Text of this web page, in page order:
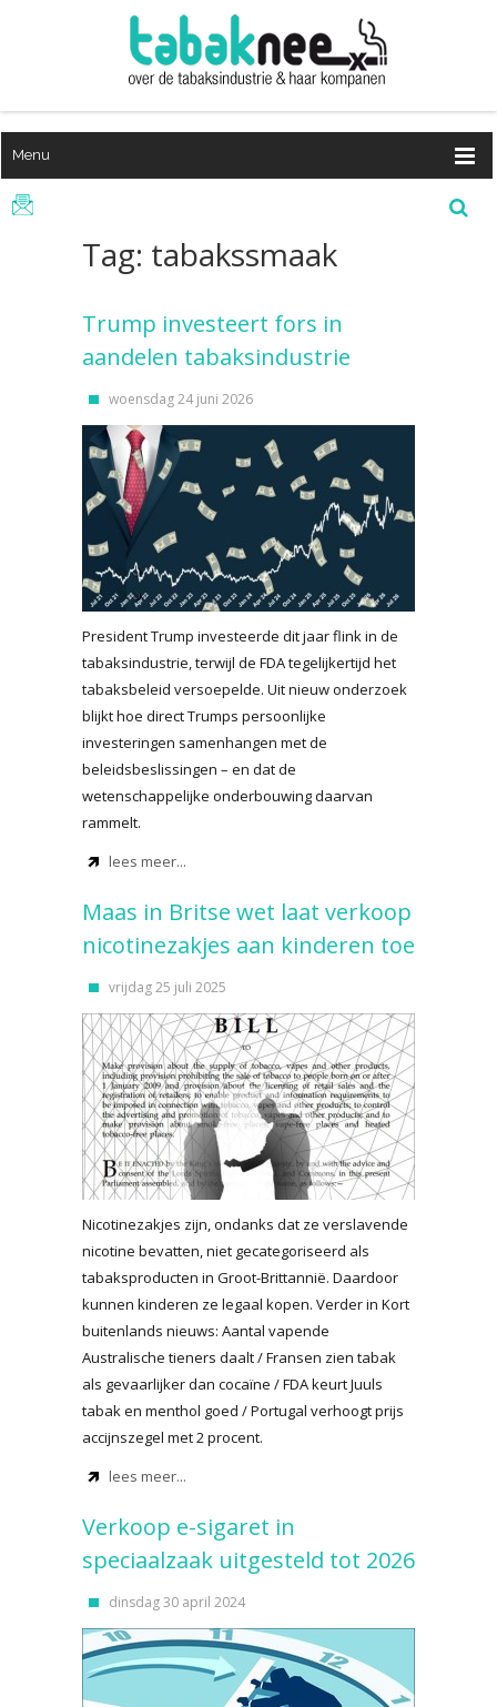
Menu
Tag: tabakssmaak
Trump investeert fors in
aandelen tabaksindustrie
woensdag 24 juni 2026
President Trump investeerde dit jaar flink in de
tabaksindustrie, terwijl de FDA tegelijkertijd het
tabaksbeleid versoepelde. Uit nieuw onderzoek
blijkt hoe direct Trumps persoonlijke
investeringen samenhangen met de
beleidsbeslissingen – en dat de
wetenschappelijke onderbouwing daarvan
rammelt.
lees meer...
Maas in Britse wet laat verkoop
nicotinezakjes aan kinderen toe
vrijdag 25 juli 2025
Nicotinezakjes zijn, ondanks dat ze verslavende
nicotine bevatten, niet gecategoriseerd als
tabaksproducten in Groot-Brittannië. Daardoor
kunnen kinderen ze legaal kopen. Verder in Kort
buitenlands nieuws: Aantal vapende
Australische tieners daalt / Fransen zien tabak
als gevaarlijker dan cocaïne / FDA keurt Juuls
tabak en menthol goed / Portugal verhoogt prijs
accijnszegel met 2 procent.
lees meer...
Verkoop e-sigaret in
speciaalzaak uitgesteld tot 2026
dinsdag 30 april 2024